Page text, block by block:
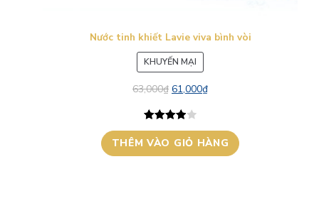
Nước tinh khiết Lavie viva bình vòi
KHUYẾN MẠI
PHẨM
ĐANG
63,000₫ 61,000₫
4.00trên
5 dựa trên
1
THÊM VÀO GIỎ HÀNG